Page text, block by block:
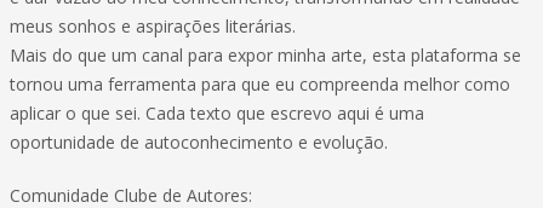
meus sonhos e aspirações literárias.
Mais do que um canal para expor minha arte, esta plataforma se
tornou uma ferramenta para que eu compreenda melhor como
aplicar o que sei. Cada texto que escrevo aqui é uma
oportunidade de autoconhecimento e evolução.
Comunidade Clube de Autores: